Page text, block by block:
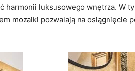
harmonii luksusowego wnętrza. W
mozaiki pozwalają na osiągnięcie